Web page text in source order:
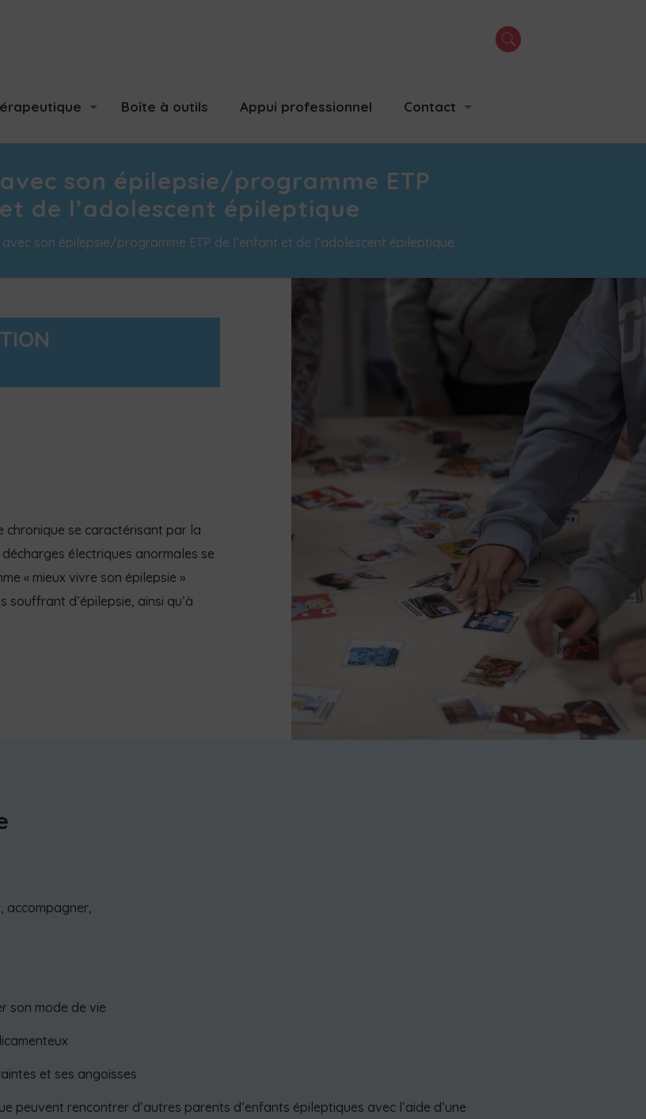
Boîte à outils Appui professionnel Contact
son épilepsie/programme ETP
de l’adolescent épileptique
avec son épilepsie/programme ETP de l’enfant et de l’adolescent épileptique
chronique se caractérisant par la
électriques anormales se
« mieux vivre son épilepsie »
d’épilepsie, ainsi qu’à
accompagner,
son mode de vie
et ses angoisses
peuvent rencontrer d’autres parents d’enfants épileptiques avec l’aide d’une